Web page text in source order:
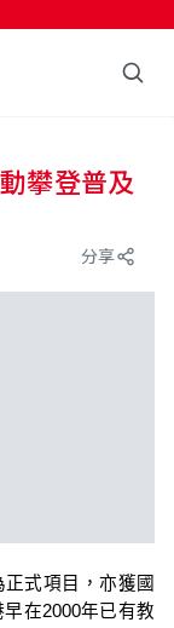
攀登普及
分享
式項目，亦獲國
在2000年已有教